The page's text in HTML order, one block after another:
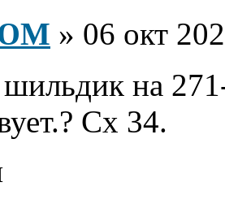
» 06 окт
на
Сх 34.